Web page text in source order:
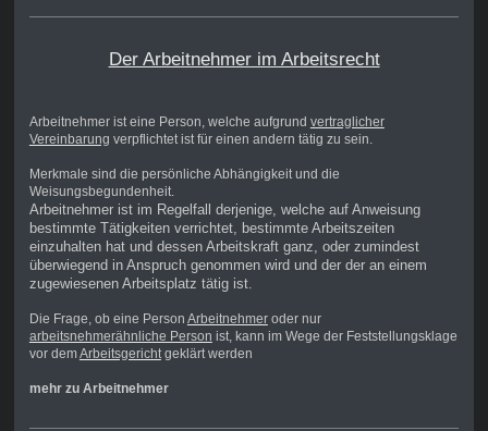
Der Arbeitnehmer im Arbeitsrecht
Arbeitnehmer ist eine Person, welche aufgrund vertraglicher
Vereinbarung verpflichtet ist für einen andern tätig zu sein.
Merkmale sind die persönliche Abhängigkeit und die
Weisungsbegundenheit.
Arbeitnehmer ist im Regelfall derjenige, welche auf Anweisung
bestimmte Tätigkeiten verrichtet, bestimmte Arbeitszeiten
einzuhalten hat und dessen Arbeitskraft ganz, oder zumindest
überwiegend in Anspruch genommen wird und der der an einem
zugewiesenen Arbeitsplatz tätig ist.
Die Frage, ob eine Person Arbeitnehmeroder nur
arbeitsnehmerähnliche Person ist, kann im Wege der Feststellungsklage
vor demArbeitsgerichtgeklärt werden
mehr zu Arbeitnehmer